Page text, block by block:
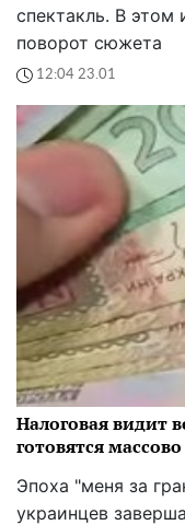
спектакль. В
поворот сюжета
12:04 23.01
Налоговая видит
готовятся
Эпоха "меня за
украинцев